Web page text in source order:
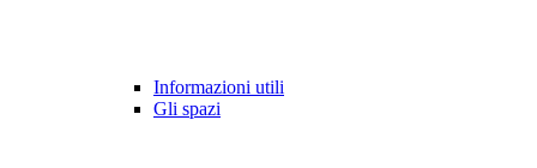
Informazioni utili
Gli spazi